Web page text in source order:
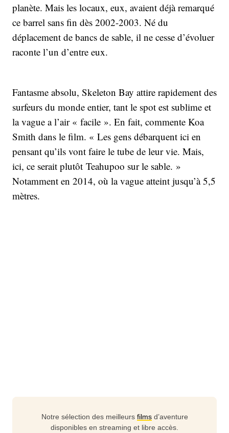
planète. Mais les locaux, eux, avaient déjà remarqué
ce barrel sans fin dès 2002-2003. Né du
déplacement de bancs de sable, il ne cesse d’évoluer
raconte l’un d’entre eux.
Fantasme absolu, Skeleton Bay attire rapidement des
surfeurs du monde entier, tant le spot est sublime et
la vague a l’air « facile ». En fait, commente Koa
Smith dans le film. « Les gens débarquent ici en
pensant qu’ils vont faire le tube de leur vie. Mais,
ici, ce serait plutôt Teahupoo sur le sable. »
Notamment en 2014, où la vague atteint jusqu’à 5,5
mètres.
Notre sélection des meilleurs filmsd’aventure
disponibles en streaming et libre accès.